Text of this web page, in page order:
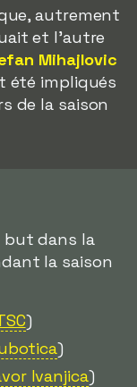
autrement
et l'autre
Mihajlovic
été impliqués
de la saison
but dans la
la saison
)
)
Ivanjica)